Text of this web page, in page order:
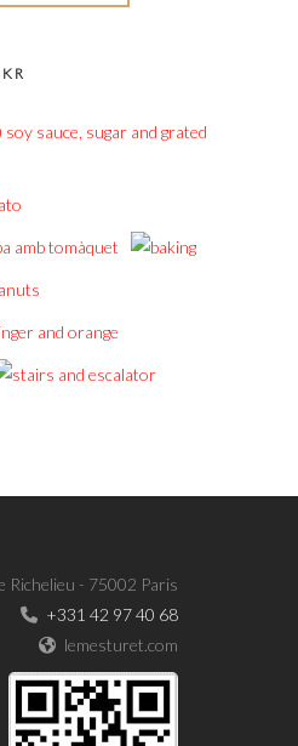
Richelieu - 75002 Paris
+331 42 97 40 68
lemesturet.com